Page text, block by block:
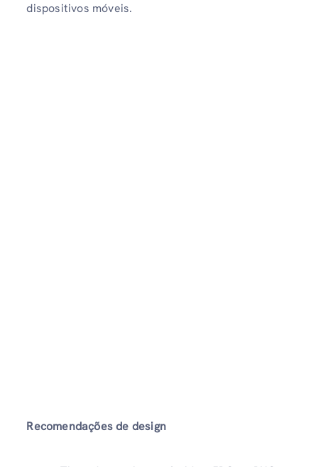
dispositivos móveis.
Recomendações de design